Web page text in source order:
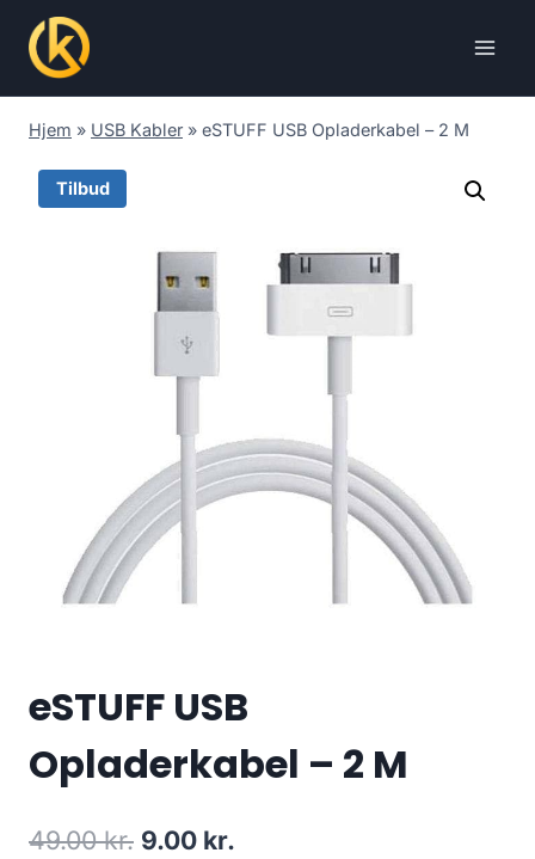
content
Hjem » USB Kabler » eSTUFF USB Opladerkabel – 2 M
Tilbud
eSTUFF USB
Opladerkabel – 2 M
49.00kr. Original
9.00 kr.